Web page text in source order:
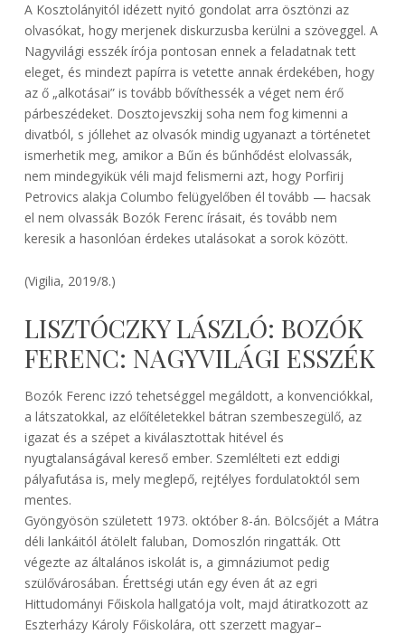
A Kosztolányitól idézett nyitó gondolat arra ösztönzi az
olvasókat, hogy merjenek diskurzusba kerülni a szöveggel. A
Nagyvilági esszék írója pontosan ennek a feladatnak tett
eleget, és mindezt papírra is vetette annak érdekében, hogy
az ő „alkotásai” is tovább bővíthessék a véget nem érő
párbeszédeket. Dosztojevszkij soha nem fog kimenni a
divatból, s jóllehet az olvasók mindig ugyanazt a történetet
ismerhetik meg, amikor a Bűn és bűnhődést elolvassák,
nem mindegyikük véli majd felismerni azt, hogy Porfirij
Petrovics alakja Columbo felügyelőben él tovább — hacsak
el nem olvassák Bozók Ferenc írásait, és tovább nem
keresik a hasonlóan érdekes utalásokat a sorok között.
(Vigilia, 2019/8.)
LISZTÓCZKY LÁSZLÓ: BOZÓK
FERENC: NAGYVILÁGI ESSZÉK
Bozók Ferenc izzó tehetséggel megáldott, a konvenciókkal,
a látszatokkal, az előítéletekkel bátran szembeszegülő, az
igazat és a szépet a kiválasztottak hitével és
nyugtalanságával kereső ember. Szemlélteti ezt eddigi
pályafutása is, mely meglepő, rejtélyes fordulatoktól sem
mentes.
Gyöngyösön született 1973. október 8-án. Bölcsőjét a Mátra
déli lankáitól átölelt faluban, Domoszlón ringatták. Ott
végezte az általános iskolát is, a gimnáziumot pedig
szülővárosában. Érettségi után egy éven át az egri
Hittudományi Főiskola hallgatója volt, majd átiratkozott az
Eszterházy Károly Főiskolára, ott szerzett magyar–